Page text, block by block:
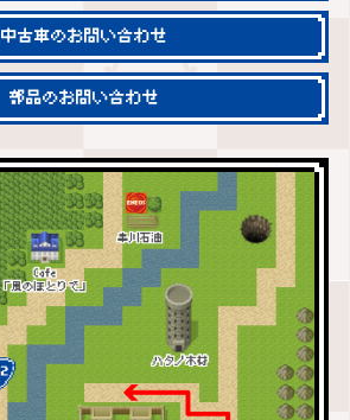
中古車のお問い合わせ
部品のお問い合わせ